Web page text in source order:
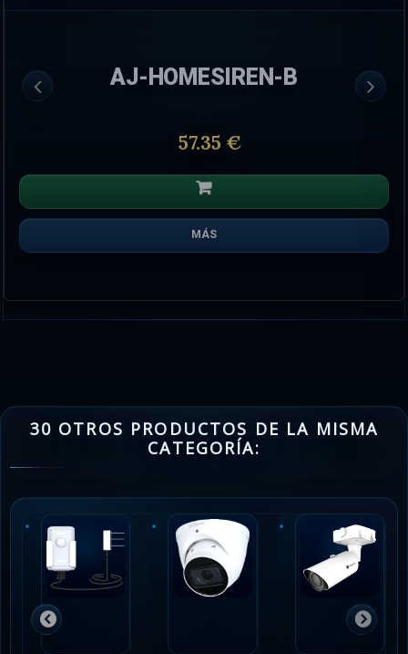
AJ-HOMESIREN-B
57.35 €
MÁS
30 OTROS PRODUCTOS DE LA MISMA
CATEGORÍA: